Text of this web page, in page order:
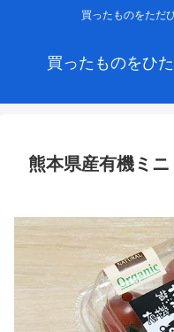
買ったものをただ
買ったものをひ
熊本県産有機ミニ